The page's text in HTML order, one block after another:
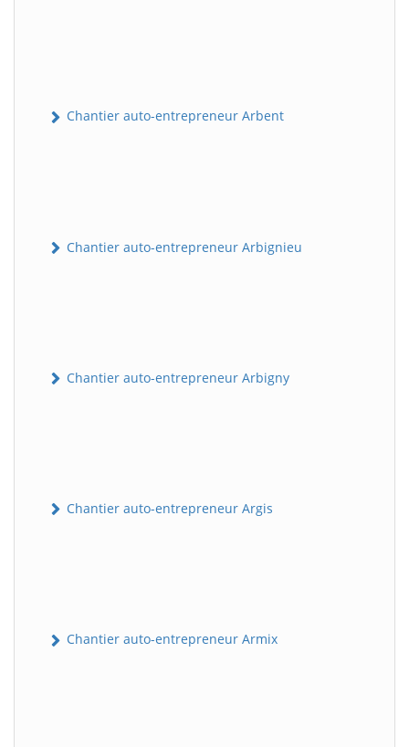
Chantier auto-entrepreneur Arbent
Chantier auto-entrepreneur Arbignieu
Chantier auto-entrepreneur Arbigny
Chantier auto-entrepreneur Argis
Chantier auto-entrepreneur Armix